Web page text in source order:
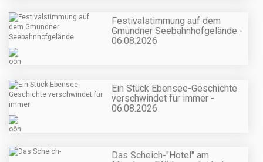
Festivalstimmung auf dem
Gmundner Seebahnhofgelände -
06.08.2026
Ein Stück Ebensee-Geschichte
verschwindet für immer -
06.08.2026
Das Scheich-"Hotel" am